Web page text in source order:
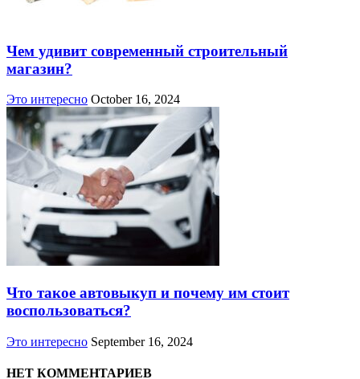
Чем удивит современный строительный
магазин?
Это интересно October 16, 2024
Что такое автовыкуп и почему им стоит
воспользоваться?
Это интересно September 16, 2024
НЕТ КОММЕНТАРИЕВ